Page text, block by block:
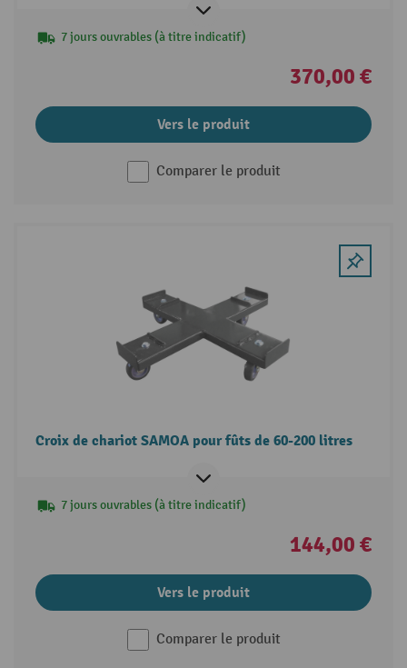
7 jours ouvrables (à titre indicatif)
370,00 €
Vers le produit
Comparer le produit
Croix de chariot SAMOA pour fûts de 60-200 litres
7 jours ouvrables (à titre indicatif)
144,00 €
Vers le produit
Comparer le produit